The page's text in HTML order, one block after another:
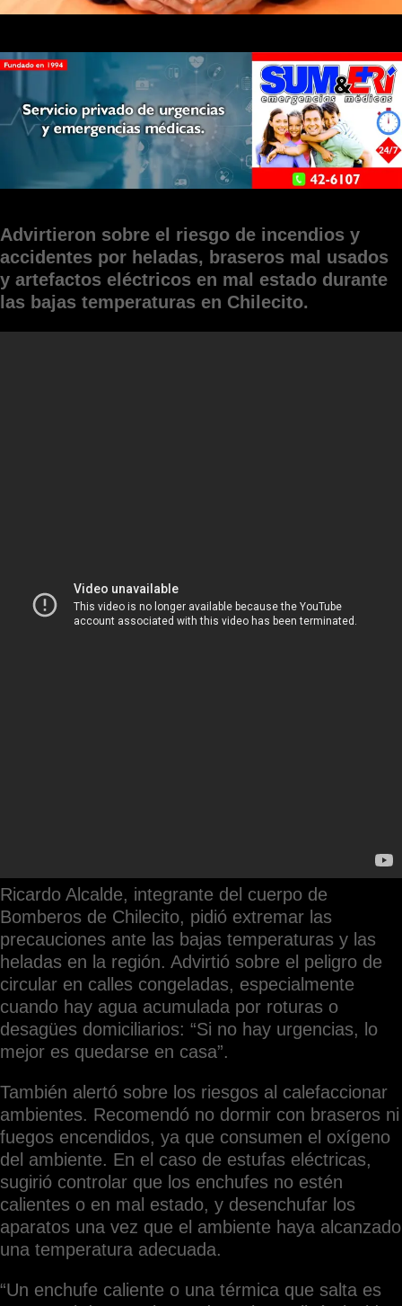
Advirtieron sobre el riesgo de incendios y
accidentes por heladas, braseros mal usados
y artefactos eléctricos en mal estado durante
las bajas temperaturas en Chilecito.
Ricardo Alcalde, integrante del cuerpo de
Bomberos de Chilecito, pidió extremar las
precauciones ante las bajas temperaturas y las
heladas en la región. Advirtió sobre el peligro de
circular en calles congeladas, especialmente
cuando hay agua acumulada por roturas o
desagües domiciliarios: “Si no hay urgencias, lo
mejor es quedarse en casa”.
También alertó sobre los riesgos al calefaccionar
ambientes. Recomendó no dormir con braseros ni
fuegos encendidos, ya que consumen el oxígeno
del ambiente. En el caso de estufas eléctricas,
sugirió controlar que los enchufes no estén
calientes o en mal estado, y desenchufar los
aparatos una vez que el ambiente haya alcanzado
una temperatura adecuada.
“Un enchufe caliente o una térmica que salta es